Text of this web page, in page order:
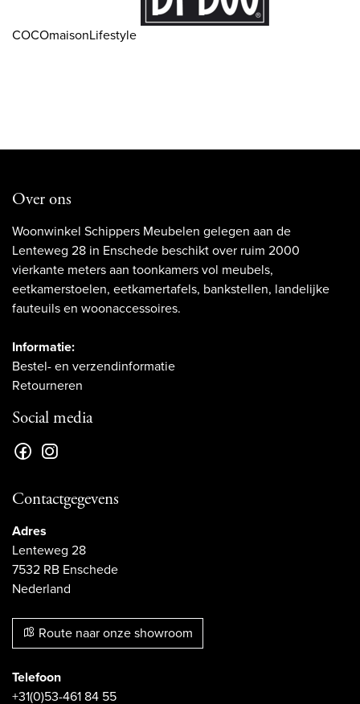
COCOmaisonLifestyle
Over ons
Woonwinkel Schippers Meubelen gelegen aan de
Lenteweg 28 in Enschede beschikt over ruim 2000
vierkante meters aan toonkamers vol meubels,
eetkamerstoelen, eetkamertafels, bankstellen, landelijke
fauteuils en woonaccessoires.
Informatie:
Bestel- en verzendinformatie
Retourneren
Social media
Contactgegevens
Adres
Lenteweg 28
7532 RB Enschede
Nederland
Route naar onze showroom
Telefoon
+31(0)53-461 84 55